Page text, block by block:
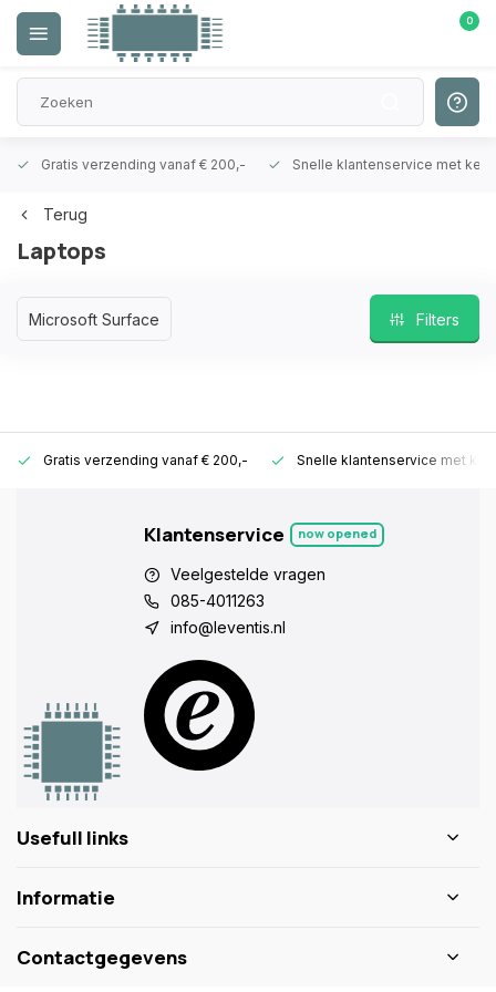
0
Gratis verzending vanaf € 200,- Snelle klantenservice met
Terug
Laptops
Microsoft Surface Filters
Gratis verzending vanaf € 200,- Snelle klantenservice met
Klantenservice now opened
Veelgestelde vragen
085-4011263
info@leventis.nl
Usefull links
Informatie
Contactgegevens